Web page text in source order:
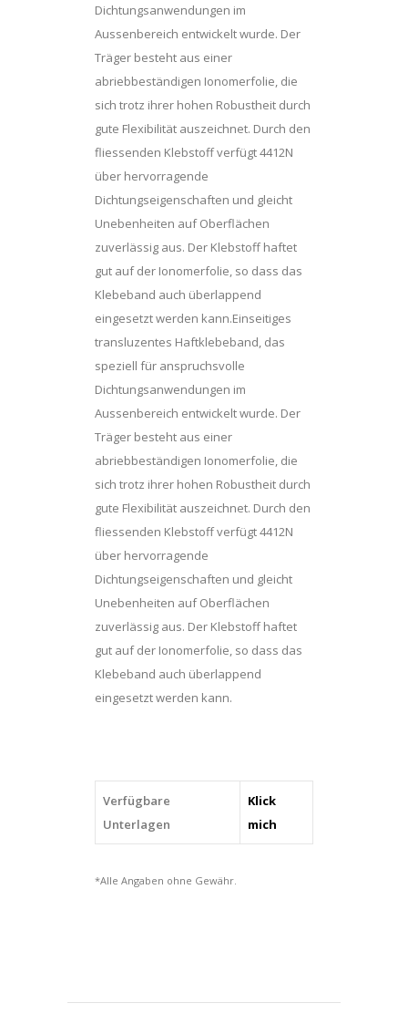
Dichtungsanwendungen im
Aussenbereich entwickelt wurde. Der
Träger besteht aus einer
abriebbeständigen Ionomerfolie, die
sich trotz ihrer hohen Robustheit durch
gute Flexibilität auszeichnet. Durch den
fliessenden Klebstoff verfügt 4412N
über hervorragende
Dichtungseigenschaften und gleicht
Unebenheiten auf Oberflächen
zuverlässig aus. Der Klebstoff haftet
gut auf der Ionomerfolie, so dass das
Klebeband auch überlappend
eingesetzt werden kann.Einseitiges
transluzentes Haftklebeband, das
speziell für anspruchsvolle
Dichtungsanwendungen im
Aussenbereich entwickelt wurde. Der
Träger besteht aus einer
abriebbeständigen Ionomerfolie, die
sich trotz ihrer hohen Robustheit durch
gute Flexibilität auszeichnet. Durch den
fliessenden Klebstoff verfügt 4412N
über hervorragende
Dichtungseigenschaften und gleicht
Unebenheiten auf Oberflächen
zuverlässig aus. Der Klebstoff haftet
gut auf der Ionomerfolie, so dass das
Klebeband auch überlappend
eingesetzt werden kann.
Verfügbare
Unterlagen
Klick
mich
*Alle Angaben ohne Gewähr.